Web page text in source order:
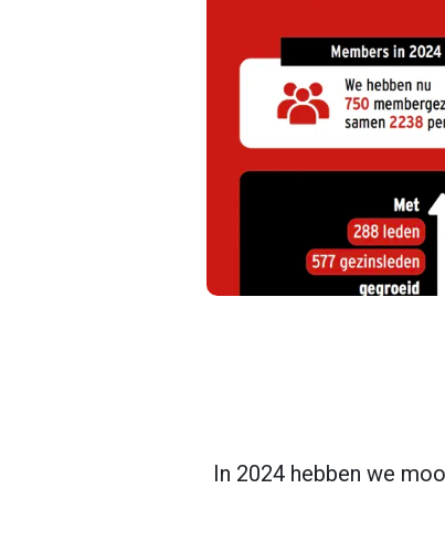
In 2024 hebben we